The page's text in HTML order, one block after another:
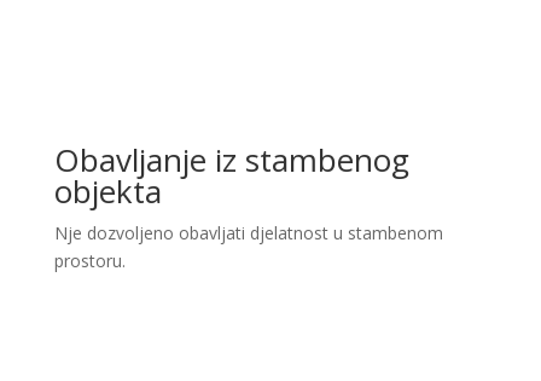
Obavljanje iz stambenog
objekta
Nje dozvoljeno obavljati djelatnost u stambenom
prostoru.